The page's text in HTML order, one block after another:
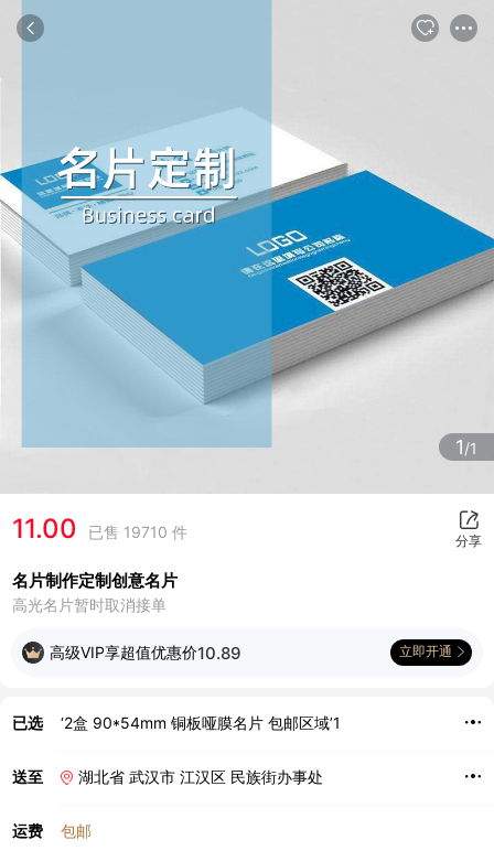
1/1
11.00 已售 19710 件 分享
名片制作定制创意名片
高光名片暂时取消接单
高级VIP享超值优惠价10.89 立即开通
已选 ‘2盒 90*54mm 铜板哑膜名片 包邮区域’1
送至 湖北省 武汉市 江汉区 民族街办事处
运费 包邮